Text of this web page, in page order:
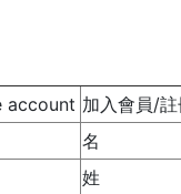
account 加入會員/
名
姓